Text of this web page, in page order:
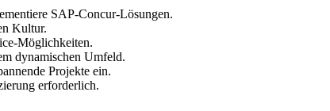
SAP-Concur-Lösungen.
Kultur.
Möglichkeiten.
dynamischen Umfeld.
Projekte ein.
erforderlich.